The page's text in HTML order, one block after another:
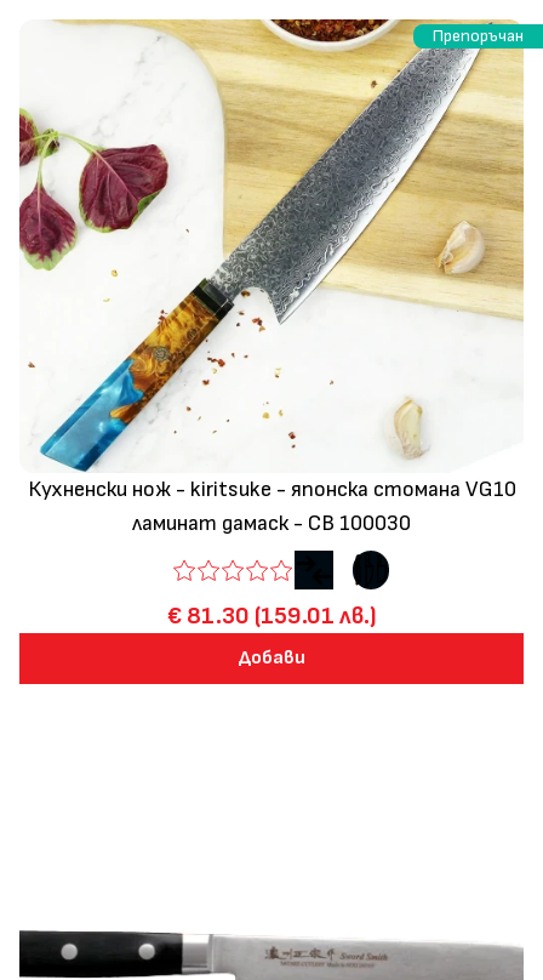
Кухненски нож - kiritsuke - японска стомана VG10
ламинат дамаск - CB 100030
Препоръчан
€ 81.30 (159.01 лв.)
Добави